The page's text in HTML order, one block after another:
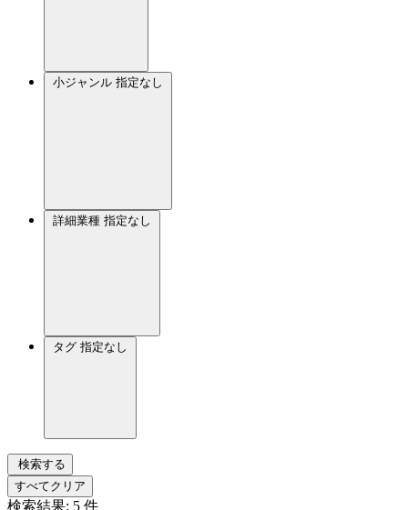
小ジャンル 指定なし
詳細業種 指定なし
タグ 指定なし
検索する
すべてクリア
検索結果: 5 件